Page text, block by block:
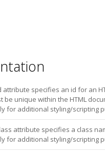
attribute specifies an id for an
be unique within the HTML
for additional styling/scripting
attribute specifies a class
for additional styling/scripting